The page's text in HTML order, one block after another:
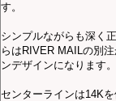
す。
シンプルながらも深く
らはRIVER MAILの別
ンデザインになります。
センターラインは14K